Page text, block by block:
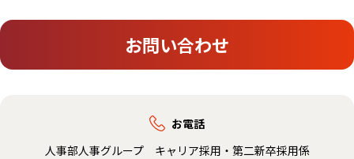
お問い合わせ
お電話
人事部人事グループ キャリア採用・第二新卒採用係